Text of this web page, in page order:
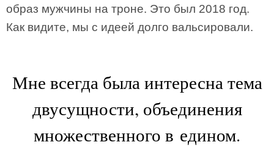
образ мужчины на троне. Это был 2018 год.
Как видите, мы с идеей долго вальсировали.
Мне всегда была интересна тема
двусущности, объединения
множественного в едином.